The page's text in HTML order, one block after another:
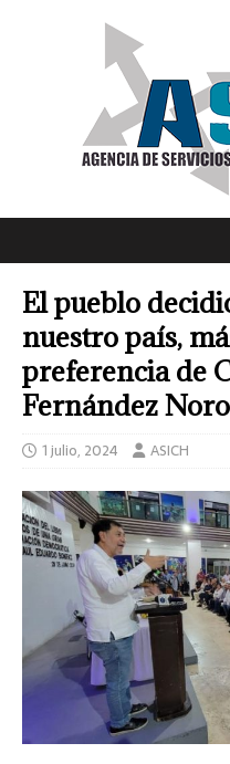
El pueblo
nuestro país,
preferencia de
Fernández
1 julio, 2024 ASICH